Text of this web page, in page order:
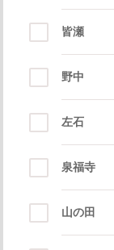
皆瀬
野中
左石
泉福寺
山の田